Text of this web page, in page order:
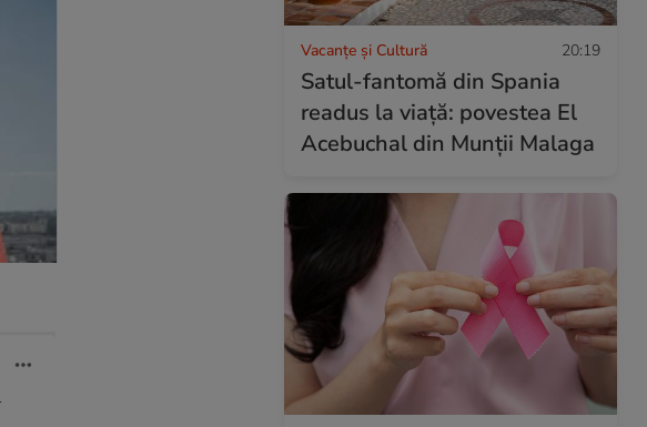
Vacanțe și Cultură 20:19
Satul-fantomă din Spania
readus la viață: povestea El
Acebuchal din Munții Malaga